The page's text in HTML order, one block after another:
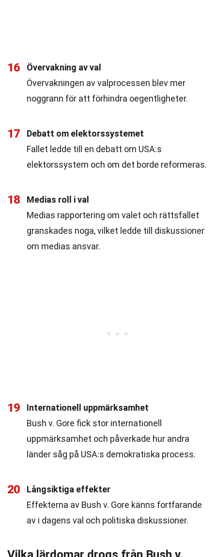
16
Övervakning av val
Övervakningen av valprocessen blev mer
noggrann för att förhindra oegentligheter.
17
Debatt om elektorssystemet
Fallet ledde till en debatt om USA:s
elektorssystem och om det borde reformeras.
18
Medias roll i val
Medias rapportering om valet och rättsfallet
granskades noga, vilket ledde till diskussioner
om medias ansvar.
19
Internationell uppmärksamhet
Bush v. Gore fick stor internationell
uppmärksamhet och påverkade hur andra
länder såg på USA:s demokratiska process.
20
Långsiktiga effekter
Effekterna av Bush v. Gore känns fortfarande
av i dagens val och politiska diskussioner.